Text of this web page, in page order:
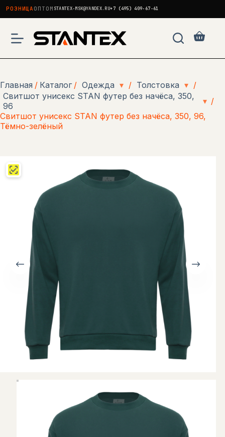
РОЗНИЦА ОПТОМ STANTEX-MSK@YANDEX.RU+7 (495) 409-67-61
сути
Главная / Каталог / Одежда ▾ / Толстовка ▾ /
Свитшот унисекс STAN футер без начёса, 350,
96
▾ /
Свитшот унисекс STAN футер без начёса, 350, 96,
Тёмно-зелёный